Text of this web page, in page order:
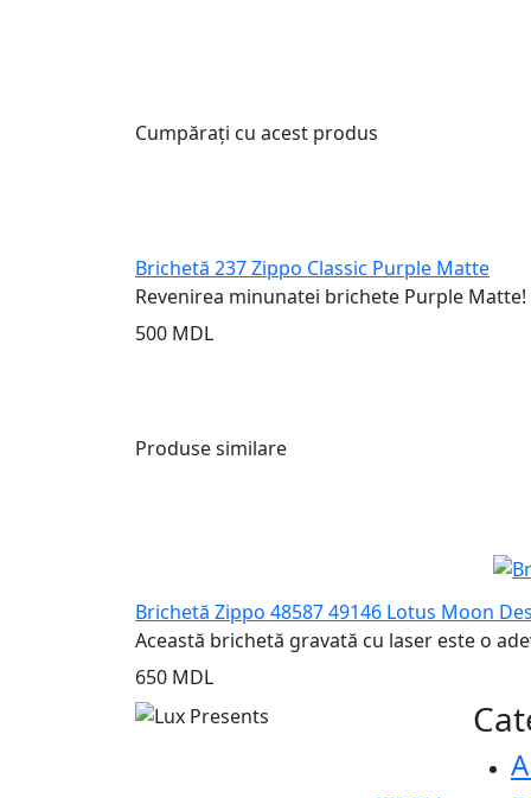
Cumpărați cu acest produs
Brichetă 237 Zippo Classic Purple Matte
Revenirea minunatei brichete Purple Matte!
500 MDL
Produse similare
Brichetă Zippo 48587 49146 Lotus Moon
Această brichetă gravată cu laser este o
650 MDL